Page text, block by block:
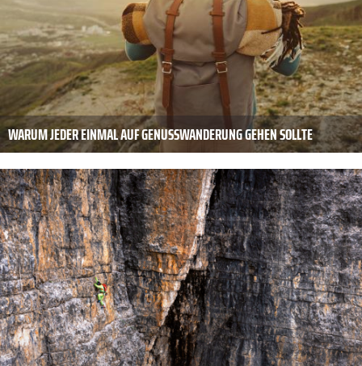
WARUM JEDER EINMAL AUF GENUSSWANDERUNG GEHEN SOLLTE